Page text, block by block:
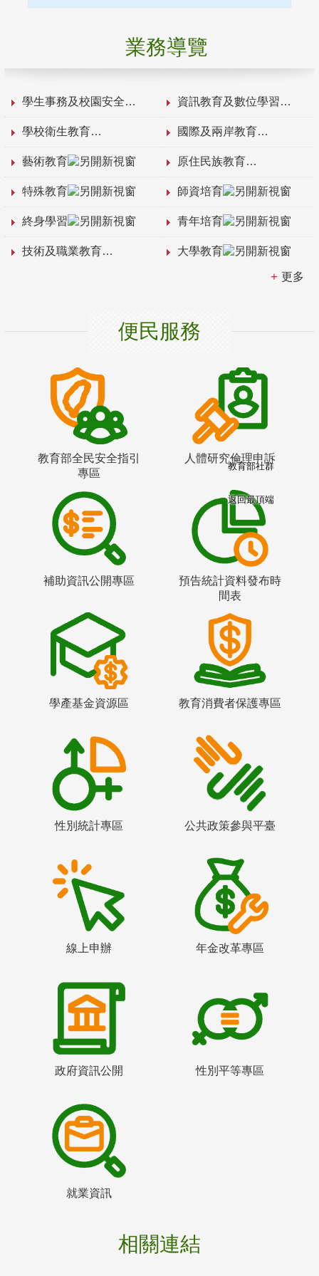
業務導覽
學生事務及校園安全 資訊教育及數位學習
學校衛生教育 國際及兩岸教育
藝術教育 原住民族教育
特殊教育 師資培育
終身學習 青年培育
技術及職業教育 大學教育
更多
便民服務
教育部全民安全指引
專區
人體研究倫理申訴
補助資訊公開專區
預告統計資料發布時
間表
學產基金資源區 教育消費者保護專區
性別統計專區 公共政策參與平臺
線上申辦 年金改革專區
政府資訊公開 性別平等專區
就業資訊
相關連結
教育部社群
返回最頂端